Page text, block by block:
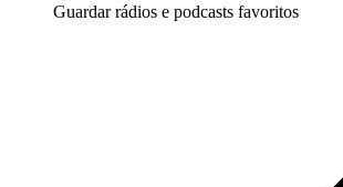
Guardar rádios e podcasts favoritos